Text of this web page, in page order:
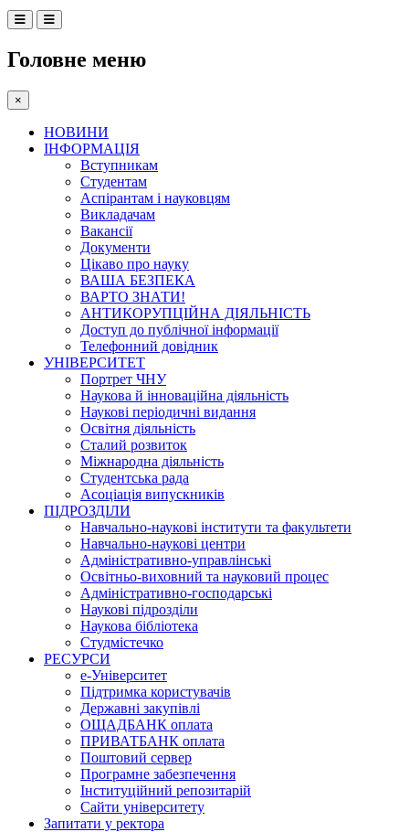
Головне меню
×
НОВИНИ
ІНФОРМАЦІЯ
Вступникам
Студентам
Аспірантам і науковцям
Викладачам
Вакансії
Документи
Цікаво про науку
ВАША БЕЗПЕКА
ВАРТО ЗНАТИ!
АНТИКОРУПЦІЙНА ДІЯЛЬНІСТЬ
Доступ до публічної інформації
Телефонний довідник
УНІВЕРСИТЕТ
Портрет ЧНУ
Наукова й інноваційна діяльність
Наукові періодичні видання
Освітня діяльність
Сталий розвиток
Міжнародна діяльність
Студентська рада
Асоціація випускників
ПІДРОЗДІЛИ
Навчально-наукові інститути та факультети
Навчально-наукові центри
Адміністративно-управлінські
Освітньо-виховний та науковий процес
Адміністративно-господарські
Наукові підрозділи
Наукова бібліотека
Студмістечко
РЕСУРСИ
е-Університет
Підтримка користувачів
Державні закупівлі
ОЩАДБАНК оплата
ПРИВАТБАНК оплата
Поштовий сервер
Програмне забезпечення
Інституційний репозитарій
Сайти університету
Запитати у ректора